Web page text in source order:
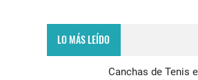
LO MÁS LEÍDO
Canchas de Tenis